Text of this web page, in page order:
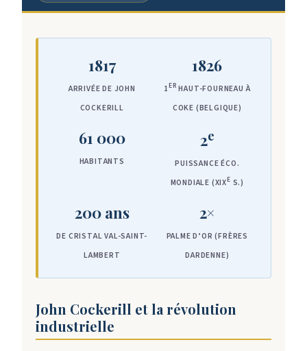
1817
ARRIVÉE DE JOHN
COCKERILL
1826
1ER HAUT-FOURNEAU À
COKE (BELGIQUE)
61 000
HABITANTS
2e
PUISSANCE ÉCO.
MONDIALE (XIXE S.)
200 ans
DE CRISTAL VAL-SAINT-
LAMBERT
2×
PALME D’OR (FRÈRES
DARDENNE)
John Cockerill et la révolution
industrielle